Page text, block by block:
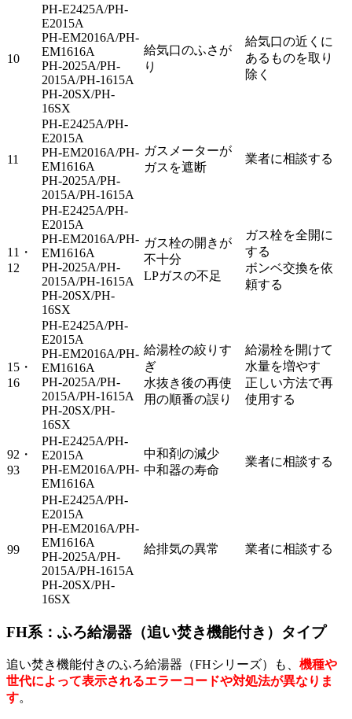
10
PH-E2425A/PH-
E2015A
PH-EM2016A/PH-
EM1616A
PH-2025A/PH-
2015A/PH-1615A
PH-20SX/PH-
16SX
給気口のふさが
り
給気口の近くに
あるものを取り
除く
11
PH-E2425A/PH-
E2015A
PH-EM2016A/PH-
EM1616A
PH-2025A/PH-
2015A/PH-1615A
ガスメーターが
ガスを遮断
業者に相談する
11・
12
PH-E2425A/PH-
E2015A
PH-EM2016A/PH-
EM1616A
PH-2025A/PH-
2015A/PH-1615A
PH-20SX/PH-
16SX
ガス栓の開きが
不十分
LPガスの不足
ガス栓を全開に
する
ボンベ交換を依
頼する
15・
16
PH-E2425A/PH-
E2015A
PH-EM2016A/PH-
EM1616A
PH-2025A/PH-
2015A/PH-1615A
PH-20SX/PH-
16SX
給湯栓の絞りす
ぎ
水抜き後の再使
用の順番の誤り
給湯栓を開けて
水量を増やす
正しい方法で再
使用する
92・
93
PH-E2425A/PH-
E2015A
PH-EM2016A/PH-
EM1616A
中和剤の減少
中和器の寿命
業者に相談する
99
PH-E2425A/PH-
E2015A
PH-EM2016A/PH-
EM1616A
PH-2025A/PH-
2015A/PH-1615A
PH-20SX/PH-
16SX
給排気の異常 業者に相談する
FH系：ふろ給湯器（追い焚き機能付き）タイプ
追い焚き機能付きのふろ給湯器（FHシリーズ）も、 機種や
世代によって表示されるエラーコードや対処法が異なりま
す。